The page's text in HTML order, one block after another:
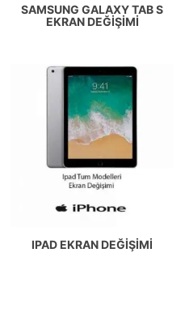
SAMSUNG GALAXY TAB S
EKRAN DEĞIŞIMI
IPAD EKRAN DEĞIŞIMI